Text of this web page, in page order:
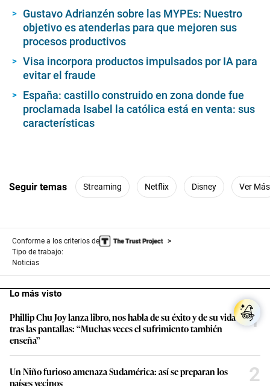
Gustavo Adrianzén sobre las MYPEs: Nuestro
objetivo es atenderlas para que mejoren sus
procesos productivos
Visa incorpora productos impulsados por IA para
evitar el fraude
España: castillo construido en zona donde fue
proclamada Isabel la católica está en venta: sus
características
Seguir temas Streaming Netflix Disney Ver Más
Conforme a los criterios de
Tipo de trabajo:
Noticias
Lo más visto
Phillip Chu Joy lanza libro, nos habla de su éxito y de su vida
tras las pantallas: “Muchas veces el sufrimiento también
enseña”
1
Un Niño furioso amenaza Sudamérica: así se preparan los
países vecinos
2